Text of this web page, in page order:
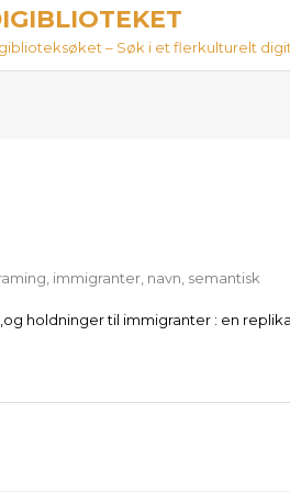
– Søk i et flerkulturelt
immigranter navn semantisk
holdninger til immigranter : en